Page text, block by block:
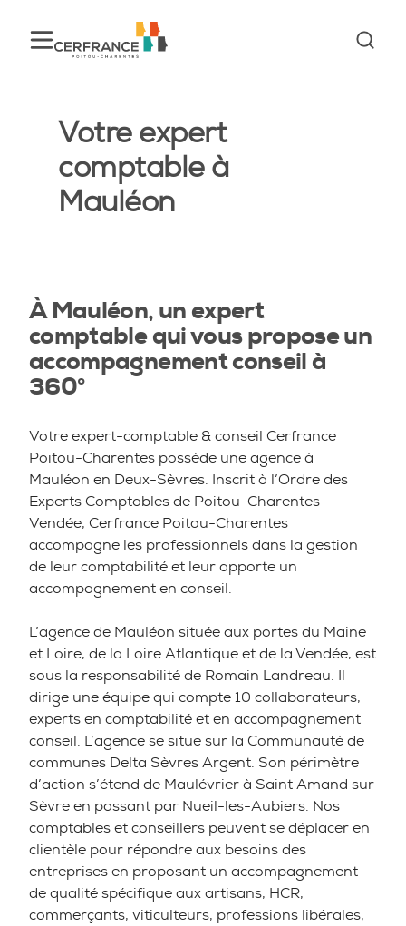
Votre expert
comptable à
Mauléon
À Mauléon, un expert
comptable qui vous propose un
accompagnement conseil à
360°
Votre expert-comptable & conseil Cerfrance
Poitou-Charentes possède une agence à
Mauléon en Deux-Sèvres. Inscrit à l’Ordre des
Experts Comptables de Poitou-Charentes
Vendée, Cerfrance Poitou-Charentes
accompagne les professionnels dans la gestion
de leur comptabilité et leur apporte un
accompagnement en conseil.
L’agence de Mauléon située aux portes du Maine
et Loire, de la Loire Atlantique et de la Vendée, est
sous la responsabilité de Romain Landreau. Il
dirige une équipe qui compte 10 collaborateurs,
experts en comptabilité et en accompagnement
conseil. L’agence se situe sur la Communauté de
communes Delta Sèvres Argent. Son périmètre
d’action s’étend de Maulévrier à Saint Amand sur
Sèvre en passant par Nueil-les-Aubiers. Nos
comptables et conseillers peuvent se déplacer en
clientèle pour répondre aux besoins des
entreprises en proposant un accompagnement
de qualité spécifique aux artisans, HCR,
commerçants, viticulteurs, professions libérales,